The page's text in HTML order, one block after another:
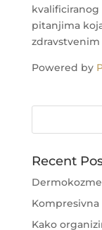
kvalificiranog
pitanjima
Powered by
Recent
Kompresivna
Kako